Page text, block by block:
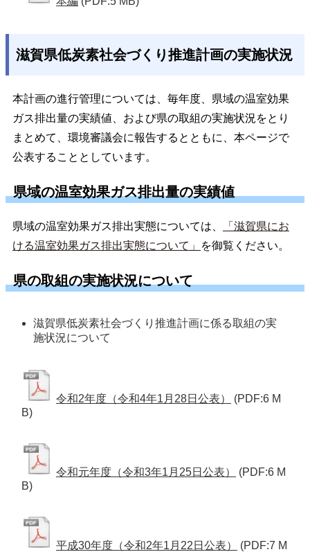
滋賀県低炭素社会づくり推進計画の実施状況
本計画の進行管理については、毎年度、県域の温室効果
ガス排出量の実績値、および県の取組の実施状況をとり
まとめて、環境審議会に報告するとともに、本ページで
公表することとしています。
県域の温室効果ガス排出量の実績値
県域の温室効果ガス排出実態については、
「滋賀県にお
ける温室効果ガス排出実態について」
を御覧ください。
県の取組の実施状況について
滋賀県低炭素社会づくり推進計画に係る取組の実
施状況について
令和2年度（令和4年1月28日公表）
(PDF:6 M
B)
令和元年度（令和3年1月25日公表）
(PDF:6 M
B)
平成30年度（令和2年1月22日公表）
(PDF:7 M